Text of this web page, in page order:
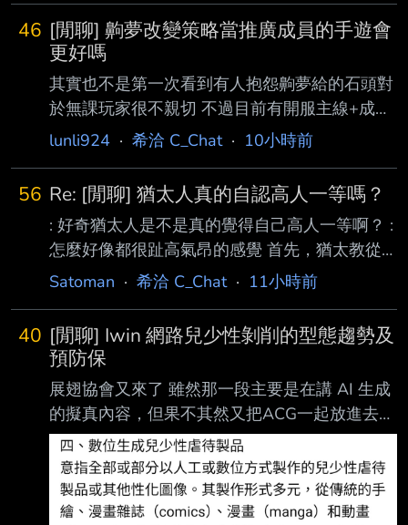
46 [閒聊] 齁夢改變策略當推廣成員的手遊會
更好嗎
其實也不是第一次看到有人抱怨齁夢給的石頭對
於無課玩家很不親切 不過目前有開服主線+成就
+連續登頂的石頭 大部分人其實都還是囤出不少
接 都從齁夢返流過去很多 ID的成員也表示有類
似情況 那與其在這個地方摳門 想著要把爛球的
損失撈回來 但造成玩家因為覺得過度摳門而流
失 不如把眼光放遠一些 多送多推廣 多留住開服
玩家 這樣能形成正向回饋機制 彼此拉抬人氣 這
樣會更好一些嗎？ 雖然我覺得在連續登頂情況
下 營運一定覺得他們做法很正確就是了QQ.... --
lunli924 · 希洽 C_Chat· 10小時前
56 Re: [閒聊] 猶太人真的自認高人一等嗎？
: 好奇猶太人是不是真的覺得自己高人一等啊？ :
怎麼好像都很趾高氣昂的感覺 首先，猶太教從
來沒說上帝只救猶太人。 猶太教中上帝的概念
上帝」。 但是迦勒底帝國尼布甲尼撒二世於西
元前六世紀初入侵猶大王國， 不僅摧毀所羅門
王聖殿，還將整批猶太人打包一起帶回巴比倫奴
役。 史稱「巴比倫之囚」。 這是一個可以從考
古成果來檢驗的真實歷史事件。 這時候猶太人
就開始想。 不是只有我們的神是真的嗎？ 既然
我們的神是真的，那為什麼我們會戰敗，還會過
得那麼慘？ 難道神不存在，不可能啊，
Satoman · 希洽 C_Chat· 11小時前
40 [閒聊] Iwin 網路兒少性剝削的型態趨勢及
預防保
展翅協會又來了 雖然那一段主要是在講 AI 生成
的擬真內容，但果不其然又把ACG一起放進去講
https://i.imgur.com/SAjbE4l.jpeg 全文：
https://www.facebook.com/share/p/1EUifUbdac
/ #i分享【網路兒少性剝削的型態趨勢及預防保
護】 台灣展翅協會秘書長及研究員陳逸玲、簡